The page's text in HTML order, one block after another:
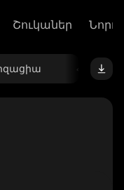
Շուկաներ